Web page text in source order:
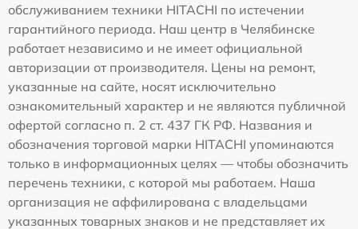
обслуживанием техники HITACHI по истечении
гарантийного периода. Наш центр в Челябинске
работает независимо и не имеет официальной
авторизации от производителя. Цены на ремонт,
указанные на сайте, носят исключительно
ознакомительный характер и не являются публичной
офертой согласно п. 2 ст. 437 ГК РФ. Названия и
обозначения торговой марки HITACHI упоминаются
только в информационных целях — чтобы обозначить
перечень техники, с которой мы работаем. Наша
организация не аффилирована с владельцами
указанных товарных знаков и не представляет их